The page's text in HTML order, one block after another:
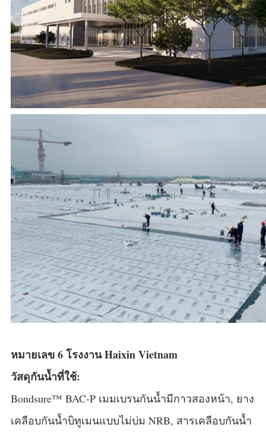
หมายเลข 6 โรงงาน Haixin Vietnam
วัสดุกันน้ำที่ใช้:
Bondsure™ BAC-P เมมเบรนกันน้ำมีกาวสองหน้า, ยาง
เคลือบกันน้ำบิทูเมนแบบไม่บ่ม NRB, สารเคลือบกันน้ำ